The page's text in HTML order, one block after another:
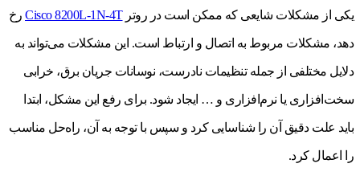
یکی از مشکلات شایعی که ممکن است در روترCisco 8200L-1N-4T رخ
دهد، مشکلات مربوط به اتصال و ارتباط است. این مشکلات می‌تواند به
دلایل مختلفی از جمله تنظیمات نادرست، نوسانات جریان برق، خرابی
سخت‌افزاری یا نرم‌افزاری و … ایجاد شود. برای رفع این مشکل، ابتدا
باید علت دقیق آن را شناسایی کرد و سپس با توجه به آن، راه‌حل مناسب
را اعمال کرد.